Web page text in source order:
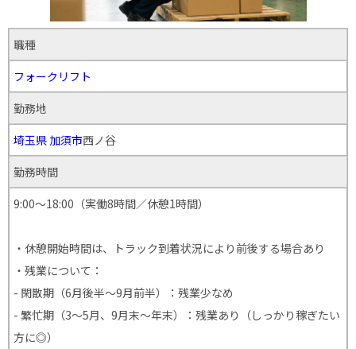
職種
フォークリフト
勤務地
埼玉県 加須市西ノ谷
勤務時間
9:00〜18:00（実働8時間／休憩1時間）
・休憩開始時間は、トラック到着状況により前後する場合あり
・残業について：
- 閑散期（6月後半〜9月前半）：残業少なめ
- 繁忙期（3〜5月、9月末〜年末）：残業あり（しっかり稼ぎたい
方に◎）